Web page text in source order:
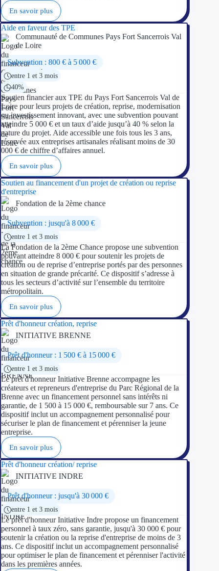
Prêts publics
Prêt
Avance
Garantie
Par financeur
Aides par
Aides
Solutions MAPi
Simulateur d'éligibilité
Quelles aides pour
Régions de A à H
Aides Région
Aides Région
Aides Région
Aides Région
Aides Région
Régions de I à P
En savoir plus
Aide en faveur des TPE
Communauté de Communes Pays Fort Sancerrois Val
de Loire
Subvention : 800 € à 5 000 €
entre 1 et 3 mois
40%
Soutien financier aux TPE du Pays Fort Sancerrois Val de
Loire pour leurs projets de création, reprise, modernisation
ou investissement innovant, avec une subvention pouvant
atteindre 5 000 € et un taux d’aide jusqu’à 40 % selon la
nature du projet. Aide accessible une fois tous les 3 ans,
réservée aux entreprises artisanales réalisant moins de 30
000 € de chiffre d’affaires annuel.
En savoir plus
Soutien au financement d'un projet de création ou reprise
d'entreprise
Fondation de la 2ème chance
Subvention : jusqu'à 8 000 €
entre 1 et 3 mois
La Fondation de la 2ème Chance propose une subvention
pouvant atteindre 8 000 € pour soutenir les projets de
création ou de reprise d’entreprise portés par des personnes
en situation de grande précarité. Ce dispositif s’adresse à
tous les secteurs d’activité sur l’ensemble du territoire
métropolitain.
En savoir plus
Prêt d'honneur création, reprise
INITIATIVE BRENNE
Prêt d'honneur : 1 500 € à 15 000 €
entre 1 et 3 mois
Le prêt d'honneur Initiative Brenne accompagne les
créateurs et repreneurs d'entreprise du Parc Régional de la
Brenne avec un financement personnel sans intérêts ni
garantie, de 1 500 à 15 000 €, remboursable sur 7 ans. Ce
dispositif inclut un accompagnement personnalisé pour
sécuriser le plan de financement et pérenniser la jeune
entreprise.
En savoir plus
Prêt d'honneur création/ reprise
INITIATIVE INDRE
Prêt d'honneur : jusqu'à 30 000 €
entre 1 et 3 mois
Le prêt d'honneur Initiative Indre propose un financement
personnel à taux zéro, sans garantie, jusqu'à 30 000 € pour
soutenir la création ou la reprise d'entreprise de moins de 3
ans. Ce dispositif inclut un accompagnement personnalisé
pour optimiser le plan de financement et pérenniser l'activité
dans les premières années.